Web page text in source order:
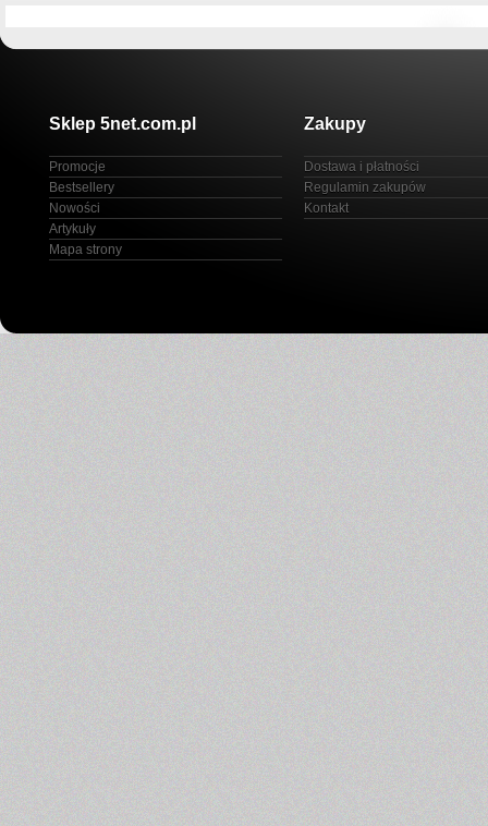
Sklep 5net.com.pl
Promocje
Bestsellery
Nowości
Artykuły
Mapa strony
Zakupy
Dostawa i płatności
Regulamin zakupów
Kontakt